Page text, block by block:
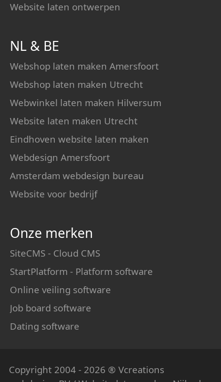
Website laten ontwerpen
NL & BE
Webshop laten maken Amersfoort
Webshop laten maken Utrecht
Webwinkel laten maken Hilversum
Website laten maken Utrecht
Eindhoven website laten maken
Webdesign Amersfoort
Amsterdam webdesign bureau
Website voor bedrijf
Onze merken
SiteCMS - Cloud CMS
StartPlatform - Platform software
Online veiling software
Job board software
Dating software
Copyright 2004 - 2026 ® Vcreations